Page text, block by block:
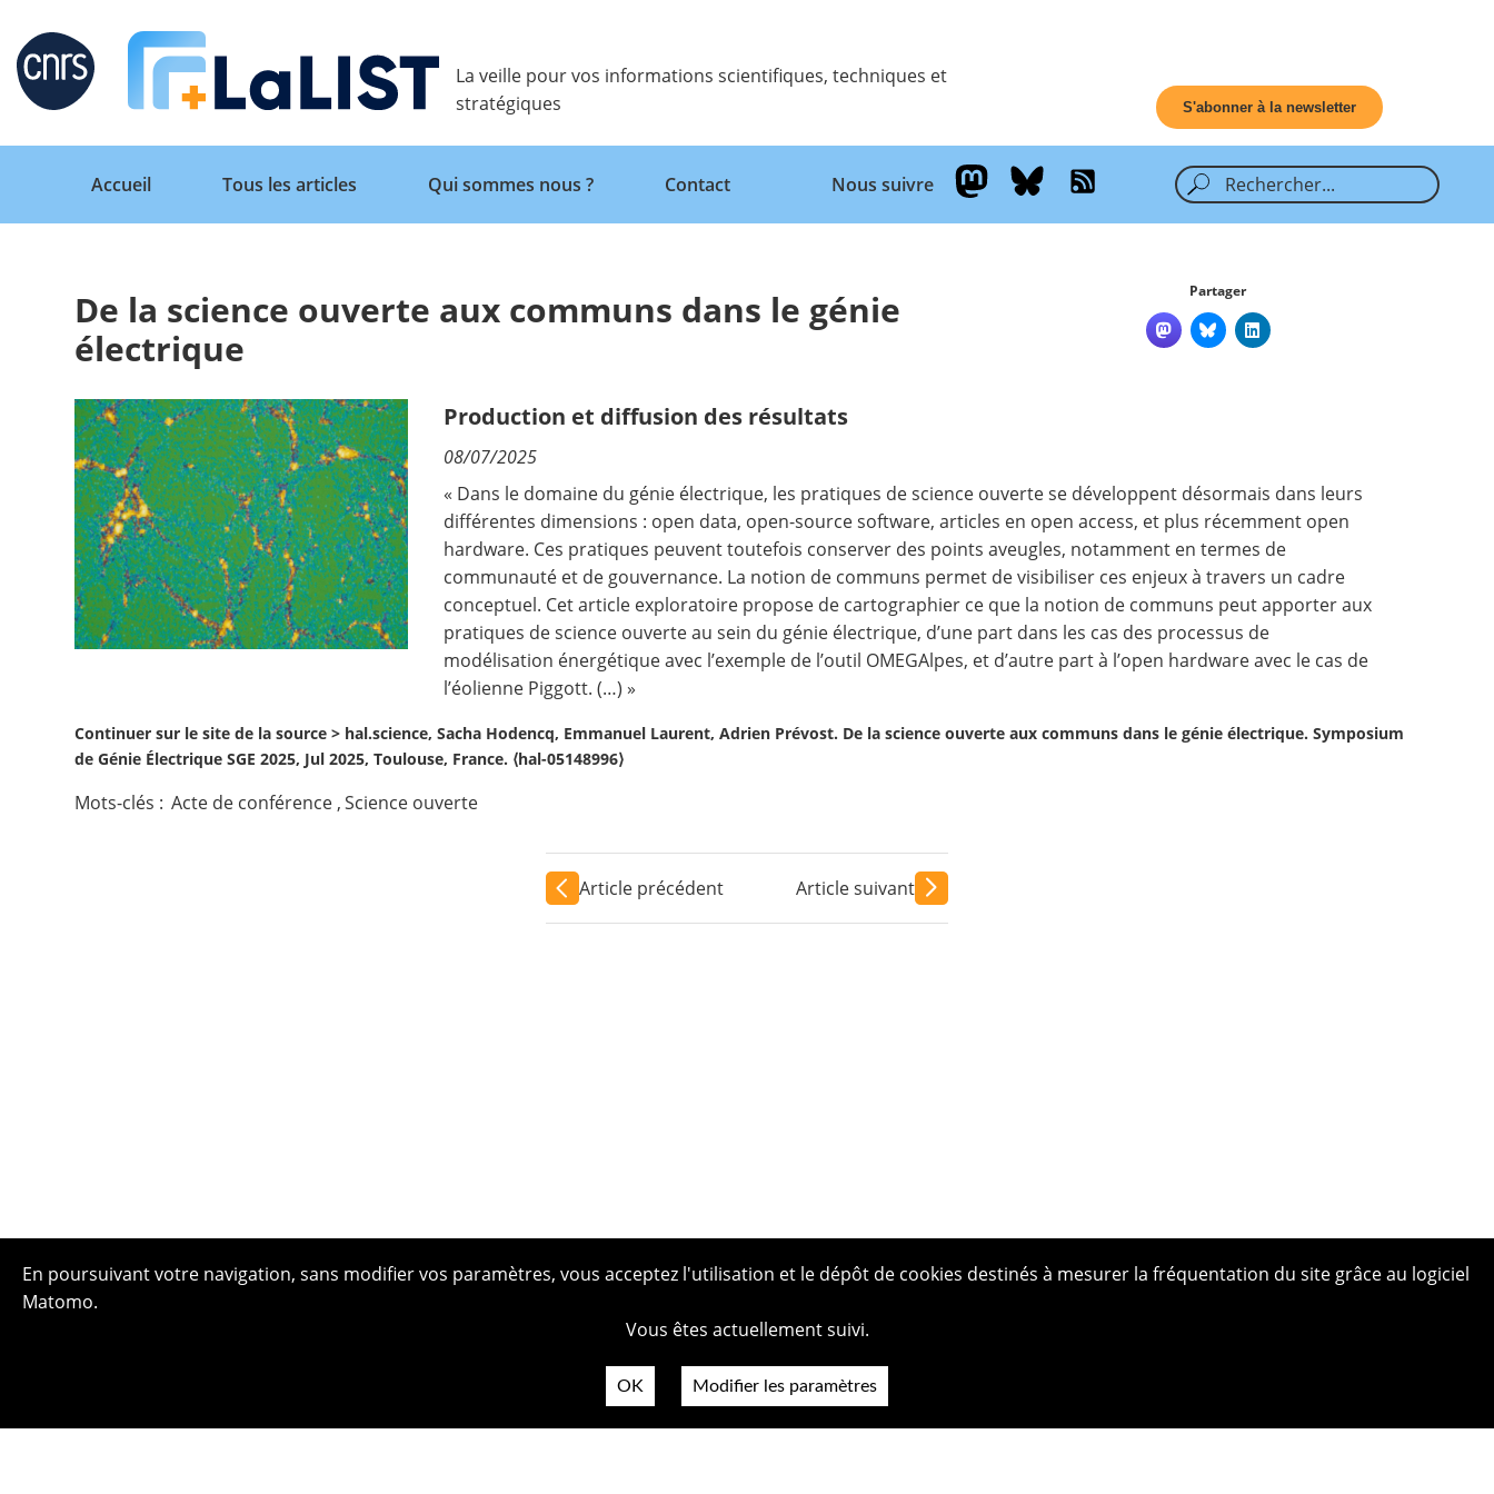
Retour
Accueil
Tous les articles
Qui sommes nous ?
Contact
Nous suivre
La veille pour vos informations scientifiques, techniques et
stratégiques
S'abonner à la newsletter
Retour
Accueil
Tous les articles Qui sommes nous ? Contact Nous suivre
De la science ouverte aux communs dans le génie
électrique
Partager
Production et diffusion des résultats
08/07/2025
« Dans le domaine du génie électrique, les pratiques de science ouverte se développent désormais dans leurs
différentes dimensions : open data, open-source software, articles en open access, et plus récemment open
hardware. Ces pratiques peuvent toutefois conserver des points aveugles, notamment en termes de
communauté et de gouvernance. La notion de communs permet de visibiliser ces enjeux à travers un cadre
conceptuel. Cet article exploratoire propose de cartographier ce que la notion de communs peut apporter aux
pratiques de science ouverte au sein du génie électrique, d’une part dans les cas des processus de
modélisation énergétique avec l’exemple de l’outil OMEGAlpes, et d’autre part à l’open hardware avec le cas de
l’éolienne Piggott. (…) »
Continuer sur le site de la source > hal.science, Sacha Hodencq, Emmanuel Laurent, Adrien Prévost. De la science ouverte aux communs dans le génie électrique. Symposium
de Génie Électrique SGE 2025, Jul 2025, Toulouse, France. ⟨hal-05148996⟩
Mots-clés : Acte de conférence ,Science ouverte
Article précédent Article suivant
En poursuivant votre navigation, sans modifier vos paramètres, vous acceptez l'utilisation et le dépôt de cookies destinés à mesurer la fréquentation du site grâce au logiciel
Matomo.
Vous êtes actuellement suivi.
OK Modifier les paramètres